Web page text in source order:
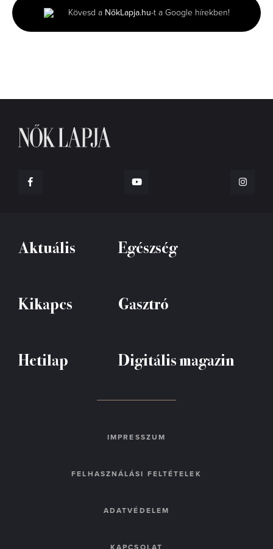
minutes,
8
seconds
Kövesd a NőkLapja.hu-t a Google hírekben!
Aktuális Egészség
Kikapcs Gasztró
Hetilap Digitális magazin
IMPRESSZUM
FELHASZNÁLÁSI FELTÉTELEK
ADATVÉDELEM
KAPCSOLAT